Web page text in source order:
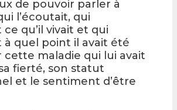
de pouvoir parler à
l’écoutait, qui
qu’il vivait et qui
quel point il avait été
cette maladie qui lui avait
fierté, son statut
et le sentiment d’être